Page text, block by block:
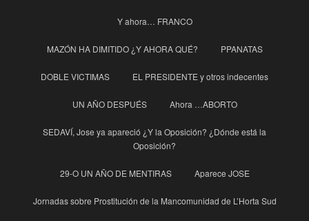
Y ahora… FRANCO
MAZÓN HA DIMITIDO ¿Y AHORA QUÉ? PPANATAS
DOBLE VICTIMAS EL PRESIDENTE y otros indecentes
UN AÑO DESPUÉS Ahora …ABORTO
SEDAVÍ, Jose ya apareció ¿Y la Oposición? ¿Dónde está la
Oposición?
29-O UN AÑO DE MENTIRAS Aparece JOSE
Jornadas sobre Prostitución de la Mancomunidad de L’Horta Sud